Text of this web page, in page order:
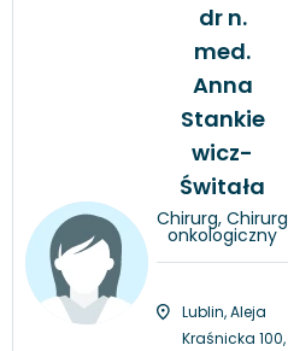
dr n.
med.
Anna
Stankie
wicz-
Świtała
Chirurg, Chirurg
onkologiczny
Lublin, Aleja
Kraśnicka 100,